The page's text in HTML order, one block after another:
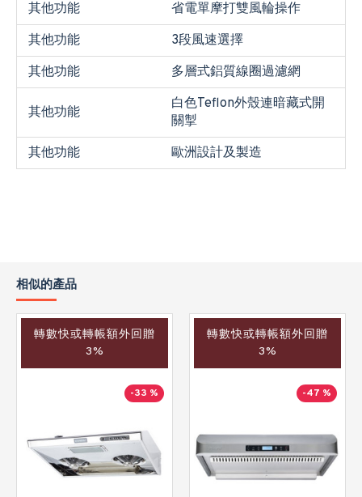
其他功能
省電單摩打雙風輪操作
其他功能
3段風速選擇
其他功能
多層式鋁質線圈過濾網
其他功能
白色Teflon外殼連暗藏式開
關掣
其他功能
歐洲設計及製造
相似的產品
轉數快或轉帳額外回贈
3%
-33 %
轉數快或轉帳額外回贈
3%
-47 %